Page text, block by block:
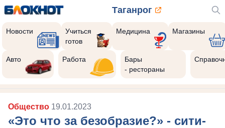
Таганрог
Новости
Учиться
готов
Медицина Магазины
Авто Работа
Бары
- рестораны
Общество 19.01.2023
«Это что за безобразие?» - сити-